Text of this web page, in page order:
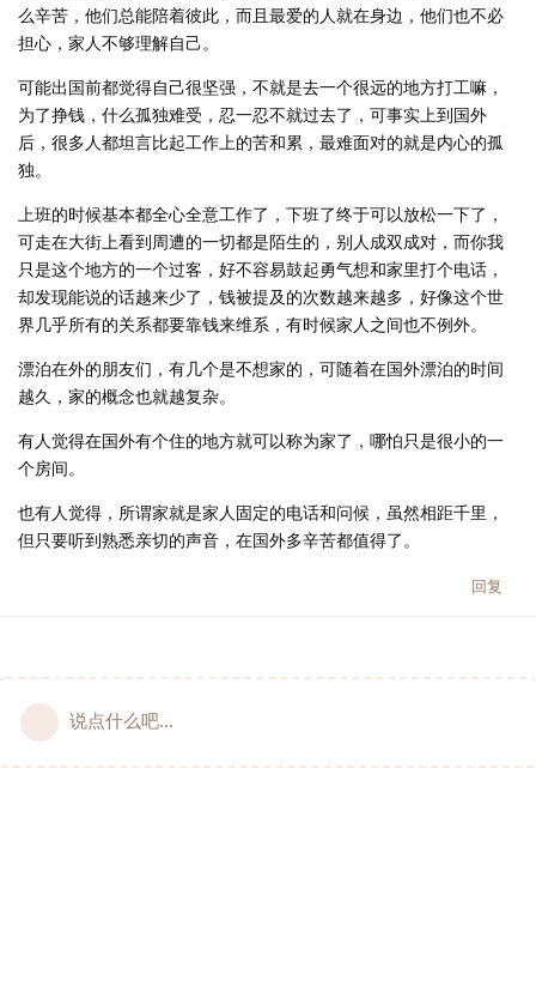
么辛苦，他们总能陪着彼此，而且最爱的人就在身边，他们也不必
担心，家人不够理解自己。
可能出国前都觉得自己很坚强，不就是去一个很远的地方打工嘛，
为了挣钱，什么孤独难受，忍一忍不就过去了，可事实上到国外
后，很多人都坦言比起工作上的苦和累，最难面对的就是内心的孤
独。
上班的时候基本都全心全意工作了，下班了终于可以放松一下了，
可走在大街上看到周遭的一切都是陌生的，别人成双成对，而你我
只是这个地方的一个过客，好不容易鼓起勇气想和家里打个电话，
却发现能说的话越来少了，钱被提及的次数越来越多，好像这个世
界几乎所有的关系都要靠钱来维系，有时候家人之间也不例外。
漂泊在外的朋友们，有几个是不想家的，可随着在国外漂泊的时间
越久，家的概念也就越复杂。
有人觉得在国外有个住的地方就可以称为家了，哪怕只是很小的一
个房间。
也有人觉得，所谓家就是家人固定的电话和问候，虽然相距千里，
但只要听到熟悉亲切的声音，在国外多辛苦都值得了。
回复
说点什么吧...